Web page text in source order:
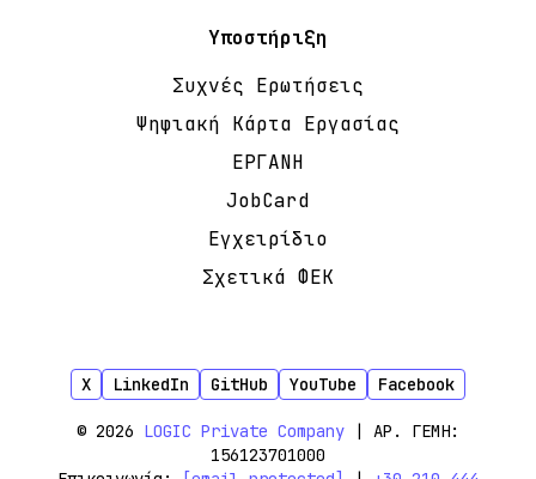
Υποστήριξη
Συχνές Ερωτήσεις
Ψηφιακή Κάρτα Εργασίας
ΕΡΓΑΝΗ
JobCard
Εγχειρίδιο
Σχετικά ΦΕΚ
X LinkedIn GitHub YouTube Facebook
© 2026 LOGIC Private Company | ΑΡ. ΓΕΜΗ:
156123701000